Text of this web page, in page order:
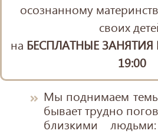
осознанному
своих
на БЕСПЛАТНЫЕ
19:00
Мы поднимаем
бывает трудно
близкими